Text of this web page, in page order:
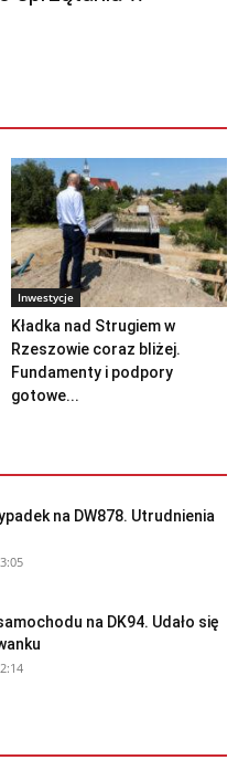
Inwestycje
Kładka nad Strugiem w
Rzeszowie coraz bliżej.
Fundamenty i podpory
gotowe...
na DW878. Utrudnienia
na DK94. Udało się